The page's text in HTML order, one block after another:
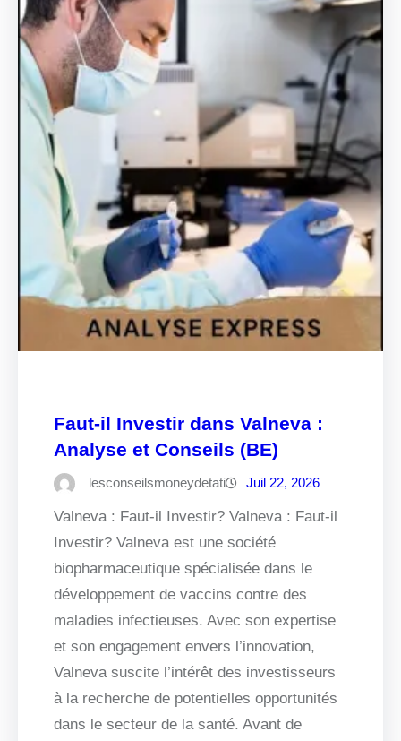
Faut-il Investir dans Valneva :
Analyse et Conseils (BE)
lesconseilsmoneydetati Juil 22, 2026
Valneva : Faut-il Investir? Valneva : Faut-il
Investir? Valneva est une société
biopharmaceutique spécialisée dans le
développement de vaccins contre des
maladies infectieuses. Avec son expertise
et son engagement envers l’innovation,
Valneva suscite l’intérêt des investisseurs
à la recherche de potentielles opportunités
dans le secteur de la santé. Avant de